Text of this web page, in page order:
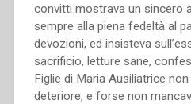
convitti mostrava un sincero
sempre al­la piena fedeltà al
devozioni, ed insisteva
sacrificio, letture sane,
Figlie di Maria Ausiliatrice
deteriore, e forse non